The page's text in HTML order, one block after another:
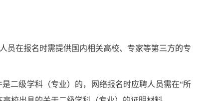
员在报名时需提供国内相关高校、专家等第三方的专
二级学科（专业）的，网络报名时应聘人员需在“所